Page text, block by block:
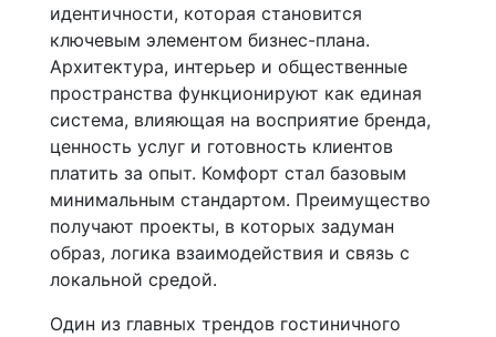
идентичности, которая становится
ключевым элементом бизнес-плана.
Архитектура, интерьер и общественные
пространства функционируют как единая
система, влияющая на восприятие бренда,
ценность услуг и готовность клиентов
платить за опыт. Комфорт стал базовым
минимальным стандартом. Преимущество
получают проекты, в которых задуман
образ, логика взаимодействия и связь с
локальной средой.
Один из главных трендов гостиничного